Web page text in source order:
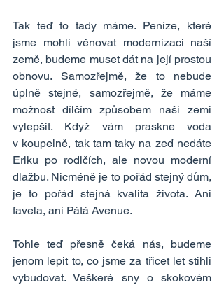
Tak teď to tady máme. Peníze, které
jsme mohli věnovat modernizaci naší
země, budeme muset dát na její prostou
obnovu. Samozřejmě, že to nebude
úplně stejné, samozřejmě, že máme
možnost dílčím způsobem naši zemi
vylepšit. Když vám praskne voda
v koupelně, tak tam taky na zeď nedáte
Eriku po rodičích, ale novou moderní
dlažbu. Nicméně je to pořád stejný dům,
je to pořád stejná kvalita života. Ani
favela, ani Pátá Avenue.
Tohle teď přesně čeká nás, budeme
jenom lepit to, co jsme za třicet let stihli
vybudovat. Veškeré sny o skokovém